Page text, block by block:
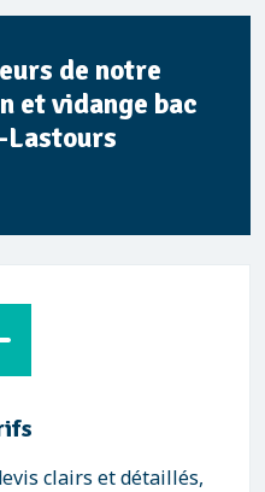
de notre
et vidange bac
Lastours
clairs et détaillés,